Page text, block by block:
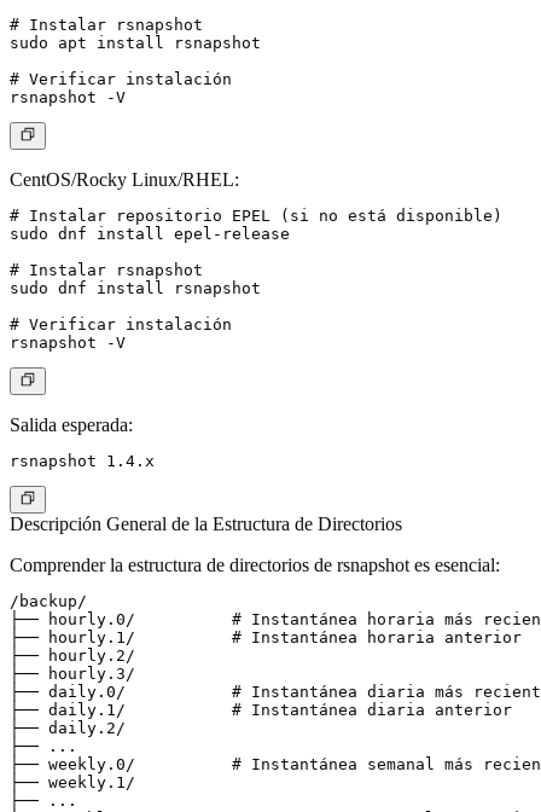
# Instalar rsnapshot
sudo apt install rsnapshot
# Verificar instalación
CentOS/Rocky Linux/RHEL:
# Instalar repositorio EPEL (si no está disponible)
sudo dnf install epel-release
# Instalar rsnapshot
sudo dnf install rsnapshot
# Verificar instalación
Salida esperada:
Descripción General de la Estructura de Directorios
Comprender la estructura de directorios de rsnapshot es esencial:
/backup/
├── hourly.0/          # Instantánea horaria más
├── hourly.1/          # Instantánea horaria anterior
├── hourly.2/
├── hourly.3/
├── daily.0/           # Instantánea diaria más
├── daily.1/           # Instantánea diaria anterior
├── daily.2/
├── ...
├── weekly.0/          # Instantánea semanal más
├── weekly.1/
├── ...